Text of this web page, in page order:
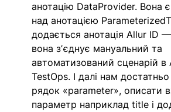
анотацію DataProvider. Вона
над анотацією
додається анотація Allur ID —
вона зʼєднує мануальний та
автоматизований сценарій в
TestOps. І далі нам
рядок «parameter», описати
параметр наприклад title і